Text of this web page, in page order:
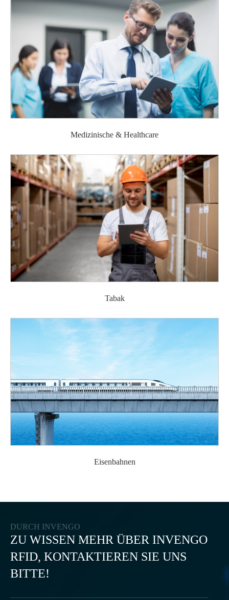
Medizinische & Healthcare
Tabak
Eisenbahnen
DURCH INVENGO
ZU WISSEN MEHR ÜBER INVENGO
RFID, KONTAKTIEREN SIE UNS
BITTE!